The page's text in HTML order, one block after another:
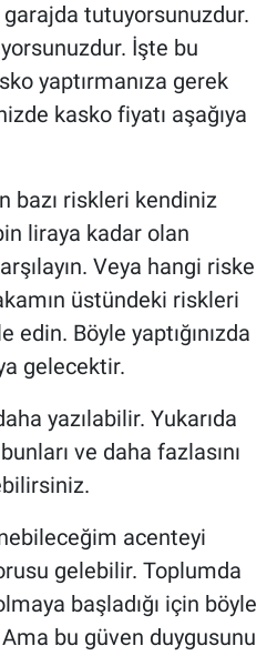
garajda tutuyorsunuzdur.
İşte bu
yaptırmanıza gerek
kasko fiyatı aşağıya
bazı riskleri kendiniz
liraya kadar olan
Veya hangi riske
üstündeki riskleri
Böyle yaptığınızda
gelecektir.
yazılabilir. Yukarıda
ve daha fazlasını
acenteyi
gelebilir. Toplumda
başladığı için böyle
bu güven duygusunu